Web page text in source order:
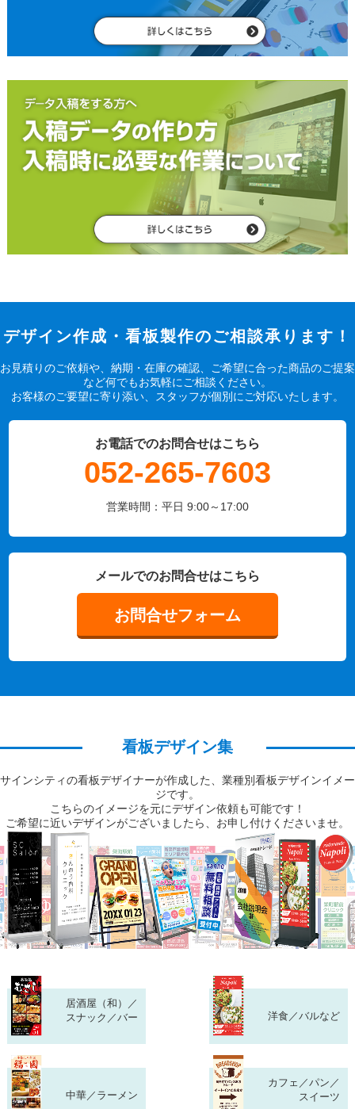
デザイン作成・看板製作のご相談承ります！
お見積りのご依頼や、納期・在庫の確認、ご希望に合った商品のご提案
など何でもお気軽にご相談ください。
お客様のご要望に寄り添い、スタッフが個別にご対応いたします。
お電話でのお問合せはこちら
052-265-7603
営業時間：平日 9:00～17:00
メールでのお問合せはこちら
お問合せフォーム
看板デザイン集
サインシティの看板デザイナーが作成した、業種別看板デザインイメー
ジです。
こちらのイメージを元にデザイン依頼も可能です！
ご希望に近いデザインがございましたら、お申し付けくださいませ。
居酒屋（和）／
スナック／バー
洋食／バルなど
中華／ラーメン
カフェ／パン／
スイーツ